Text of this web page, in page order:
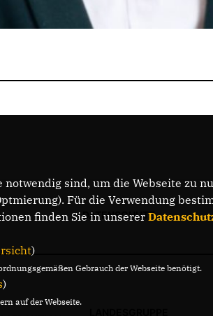
DATENSCHUTZ
notwendig sind, um die Webseite
Für die Verwendung
finden Sie in unserer
)
Gebrauch der Webseite benötigt.
)
auf der Webseite.